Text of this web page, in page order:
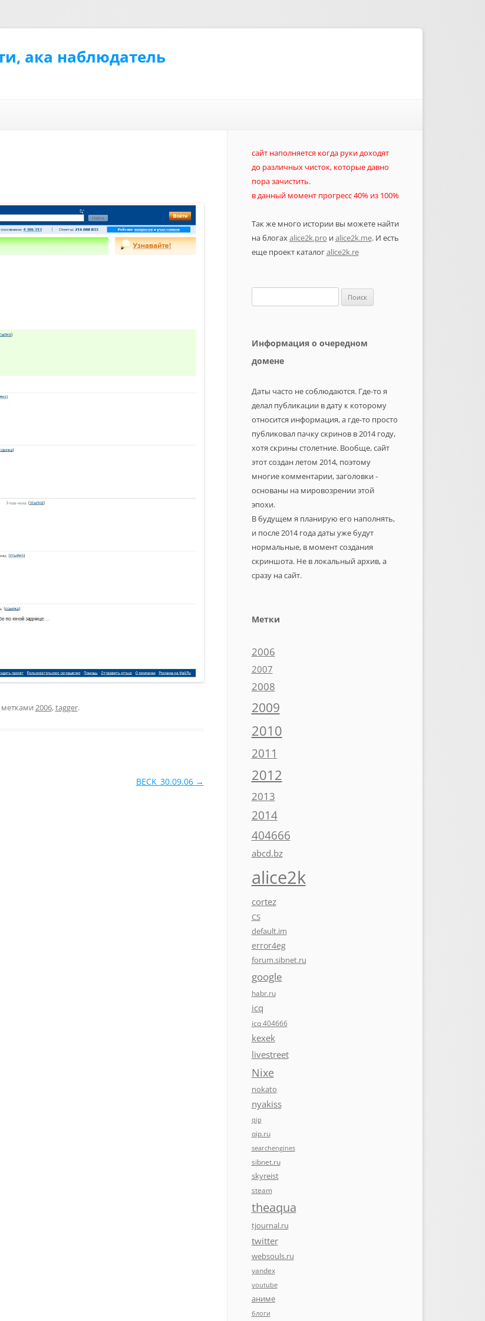
ака наблюдатель
2006,tagger.
BECK_30.09.06 →
сайт наполняется когда руки доходят
до различных чисток, которые давно
пора зачистить.
в данный момент прогресс 40% из 100%
Так же много истории вы можете найти
на блогахalice2k.pro иalice2k.me. И есть
еще проект каталогalice2k.re
Информация о очередном
домене
Даты часто не соблюдаются. Где-то я
делал публикации в дату к которому
относится информация, а где-то просто
публиковал пачку скринов в 2014 году,
хотя скрины столетние. Вообще, сайт
этот создан летом 2014, поэтому
многие комментарии, заголовки -
основаны на мировозрении этой
эпохи.
В будущем я планирую его наполнять,
и после 2014 года даты уже будут
нормальные, в момент создания
скриншота. Не в локальный архив, а
сразу на сайт.
Метки
2006
2007
2008
2009
2010
2011
2012
2013
2014
404666
abcd.bz
alice2k
cortez
CS
default.im
error4eg
forum.sibnet.ru
google
habr.ru
icq
icq 404666
kexek
livestreet
Nixe
nokato
nyakiss
qip
qip.ru
searchengines
sibnet.ru
skyreist
steam
theaqua
tjournal.ru
twitter
websouls.ru
yandex
youtube
аниме
блоги